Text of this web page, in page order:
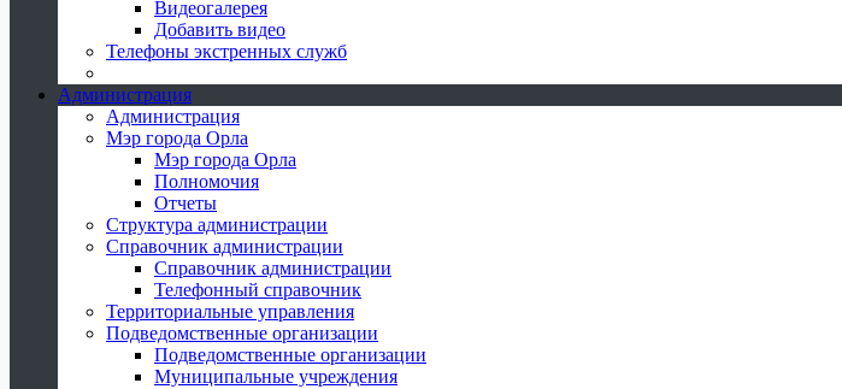
Видеогалерея
Добавить видео
Телефоны экстренных служб
Администрация
Администрация
Мэр города Орла
Мэр города Орла
Полномочия
Отчеты
Структура администрации
Справочник администрации
Справочник администрации
Телефонный справочник
Территориальные управления
Подведомственные организации
Подведомственные организации
Муниципальные учреждения